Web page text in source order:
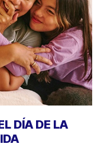
DÍA DE LA